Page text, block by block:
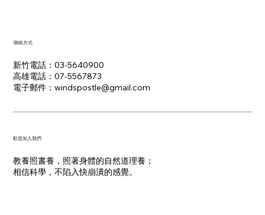
新竹電話：03-5640900
高雄電話：07-5567873
電子郵件：​windspostle@gmail.com
聯絡方式
​歡迎加入我們
教養照書養，照著身體的自然道理養；
​相信科學，不陷入快崩潰的感覺。